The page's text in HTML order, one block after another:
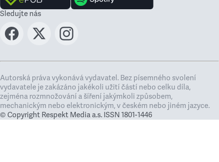
Sledujte nás
Autorská práva vykonává vydavatel. Bez písemného svolení
vydavatele je zakázáno jakékoli užití částí nebo celku díla,
zejména rozmnožování a šíření jakýmkoli způsobem,
mechanickým nebo elektronickým, v českém nebo jiném jazyce.
© Copyright Respekt Media a.s. ISSN 1801-1446